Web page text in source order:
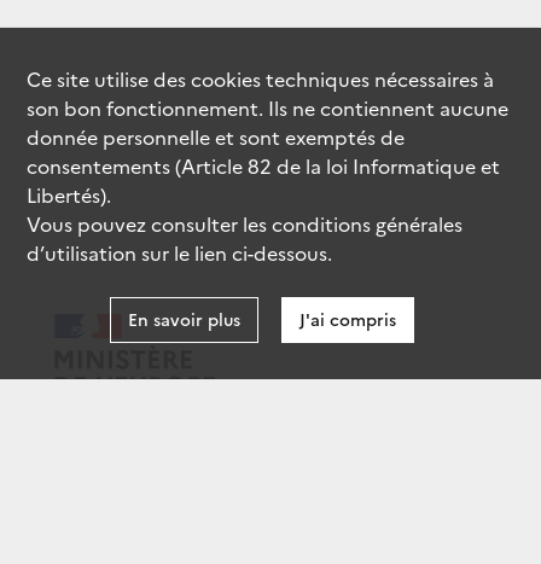
Ce site utilise descookiestechniques nécessaires à
son bon fonctionnement. Ils ne contiennent aucune
donnée personnelle et sont exemptés de
consentements (Article 82 de la loi Informatique et
Libertés).
Vous pouvez consulter les conditions générales
d’utilisation sur le lien ci-dessous.
En savoir plus J'ai compris